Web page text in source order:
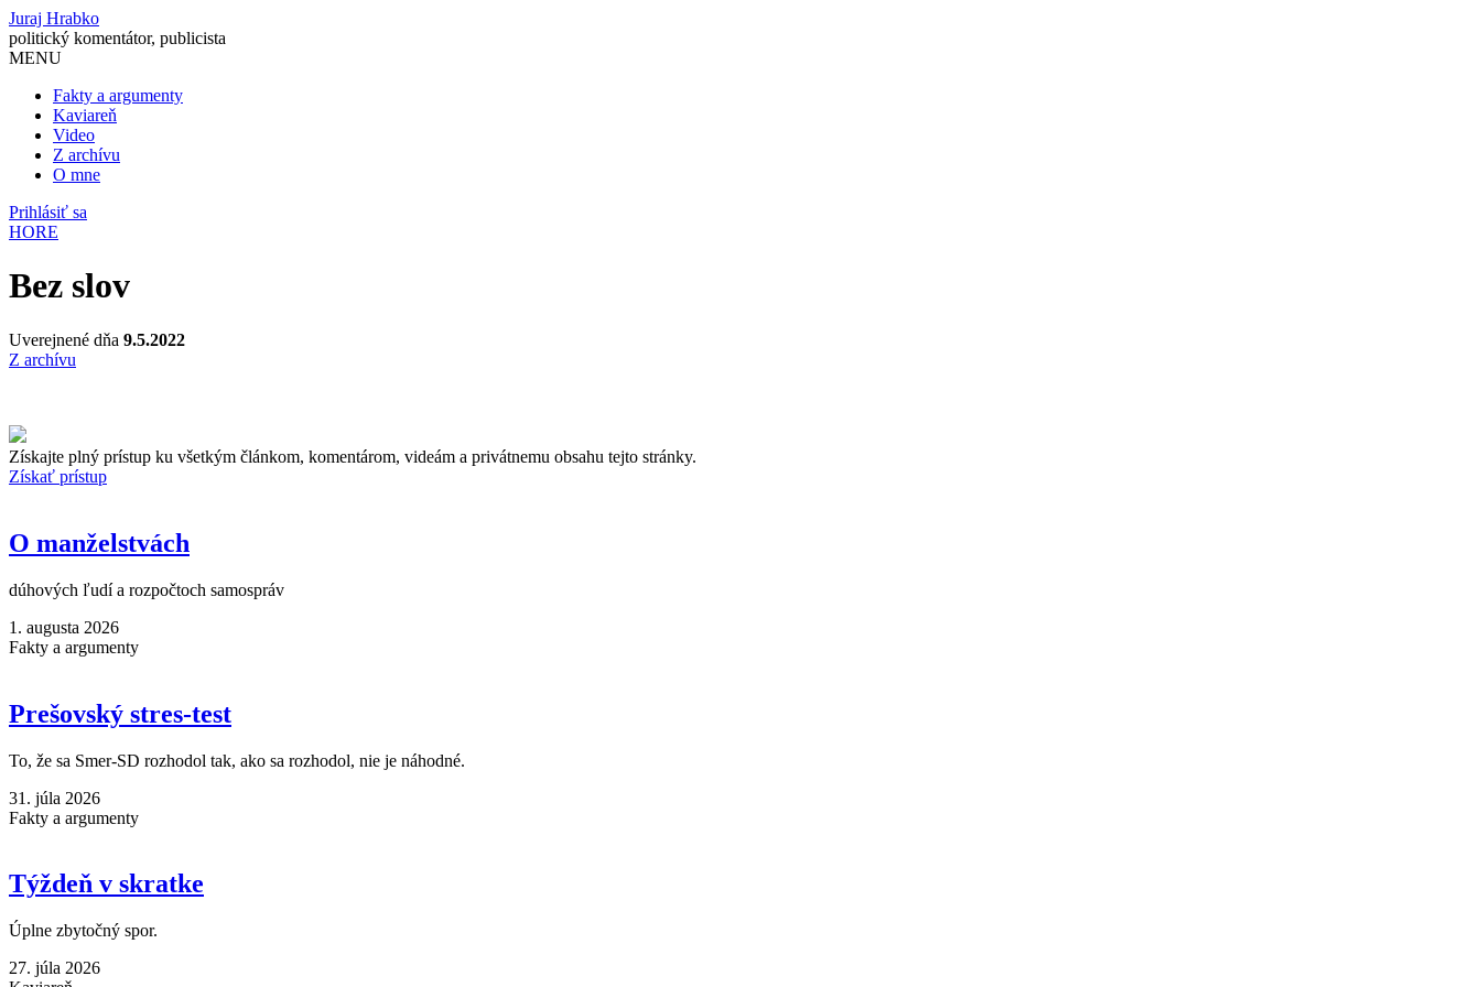
Juraj Hrabko
politický komentátor, publicista
MENU
Fakty a argumenty
Kaviareň
Video
Z archívu
O mne
Prihlásiť sa
HORE
Bez slov
Uverejnené dňa 9.5.2022
Z archívu
Získajte plný prístup ku všetkým článkom, komentárom, videám a privátnemu obsahu tejto stránky.
Získať prístup
O manželstvách
dúhových ľudí a rozpočtoch samospráv
1. augusta 2026
Fakty a argumenty
Prešovský stres-test
To, že sa Smer-SD rozhodol tak, ako sa rozhodol, nie je náhodné.
31. júla 2026
Fakty a argumenty
Týždeň v skratke
Úplne zbytočný spor.
27. júla 2026